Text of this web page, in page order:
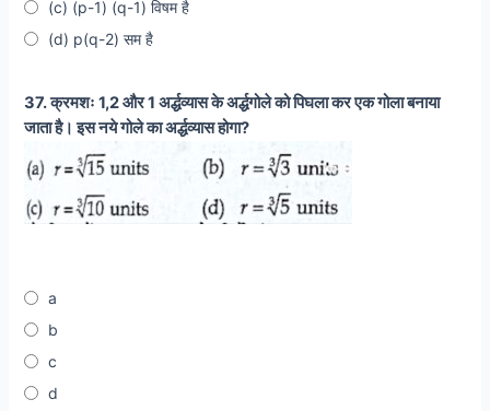
(c) (p-1) (q-1) विषम है
(d) p(q-2) सम है
37. क्रमशः 1,2 और 1 अर्द्धव्यास के अर्द्धगोले को पिघला कर एक गोला बनाया
जाता है। इस नये गोले का अर्द्धव्यास होगा?
a
b
c
d